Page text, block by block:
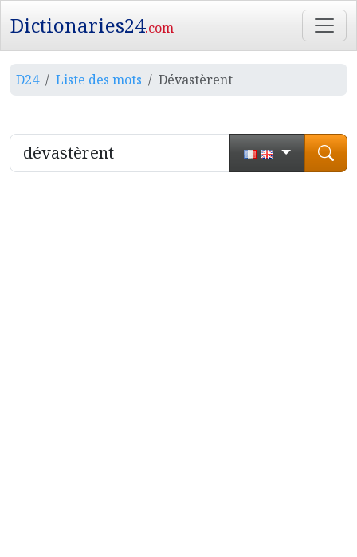
Dictionaries24.com
D24 Liste des mots Dévastèrent